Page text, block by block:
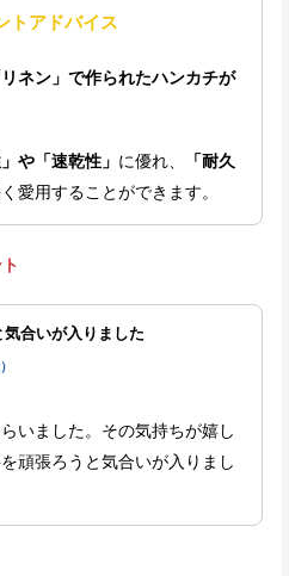
トアドバイス
リネン」で作られたハンカチが
」や「速乾性」 に優れ、
「耐久
愛用することができます。
合いが入りました
いました。その気持ちが嬉し
頑張ろうと気合いが入りまし